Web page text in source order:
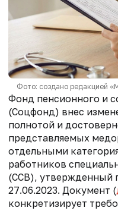
Фото: создано редакцией
Фонд пенсионного и
(Соцфонд) внес
полнотой и
представляемых
отдельными
работников
(ССВ), утвержденный
27.06.2023. Документ (
конкретизирует